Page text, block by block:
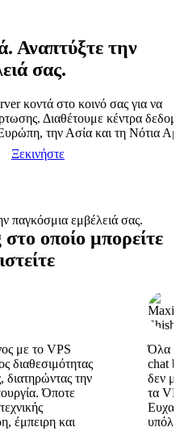
Αναπτύξτε την
σας.
κοντά στο κοινό σας για να
Διαθέτουμε κέντρα
την Ασία και τη Νότια
Ξεκινήστε
οποίο μπορείτε
με το VPS
διαθεσιμότητας
διατηρώντας την
Όποτε
έμπειρη και
Όλα
chat
δεν
τα